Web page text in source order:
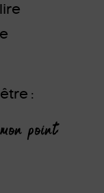
:
point